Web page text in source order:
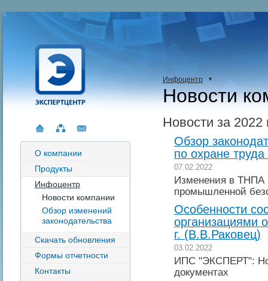
О компании
Продукты
Инфоцентр
Новости компании
Обзор изменений
законодательства
Скачать обновления
Формы отчетности
Контакты
Инфоцентр
Новости
Новости за 2022
Обзор
по охране
07.02.2022
Изменения в ТНПА
промышленной
Особенности
организациями
г. (В.В.Раковец)
03.02.2022
ИПС "ЭКСПЕРТ":
документах